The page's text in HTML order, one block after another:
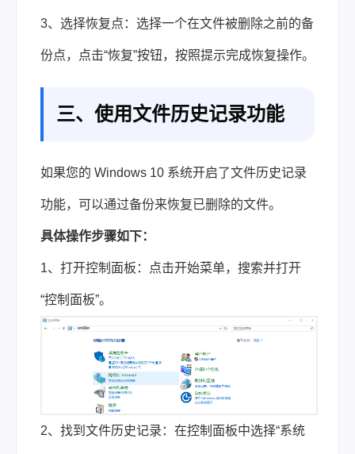
3、选择恢复点：选择一个在文件被删除之前的备
份点，点击“恢复”按钮，按照提示完成恢复操作。
三、使用文件历史记录功能
如果您的 Windows 10 系统开启了文件历史记录
功能，可以通过备份来恢复已删除的文件。
具体操作步骤如下：
1、打开控制面板：点击开始菜单，搜索并打开
“控制面板”。
2、找到文件历史记录：在控制面板中选择“系统